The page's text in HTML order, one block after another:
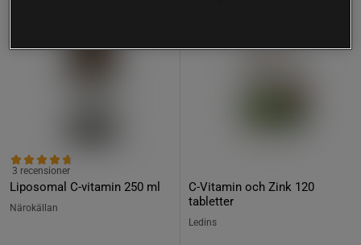
Liposomal C-vitamin 250 ml
3 recensioner
Närokällan
C-Vitamin och Zink 120
tabletter
Ledins